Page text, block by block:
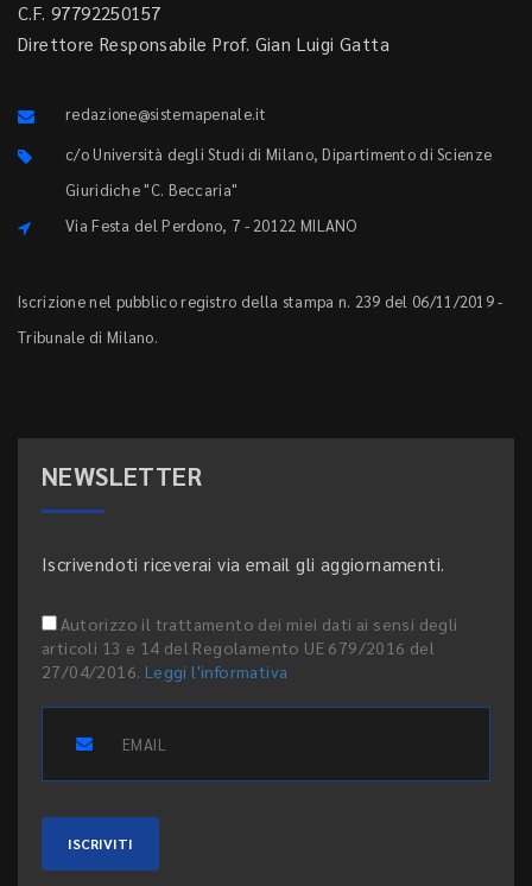
C.F. 97792250157
Direttore Responsabile Prof. Gian Luigi Gatta
redazione@sistemapenale.it
c/o Università degli Studi di Milano, Dipartimento di Scienze
Giuridiche "C. Beccaria"
Via Festa del Perdono, 7 - 20122 MILANO
Iscrizione nel pubblico registro della stampa n. 239 del 06/11/2019 -
Tribunale di Milano.
NEWSLETTER
Iscrivendoti riceverai via email gli aggiornamenti.
Autorizzo il trattamento dei miei dati ai sensi degli
articoli 13 e 14 del Regolamento UE 679/2016 del
27/04/2016. Leggi l'informativa
ISCRIVITI